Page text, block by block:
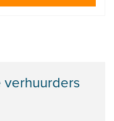
verhuurders